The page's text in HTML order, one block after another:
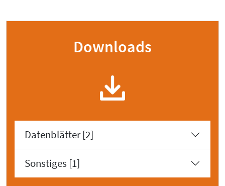
Downloads
Datenblätter [2]
Sonstiges [1]